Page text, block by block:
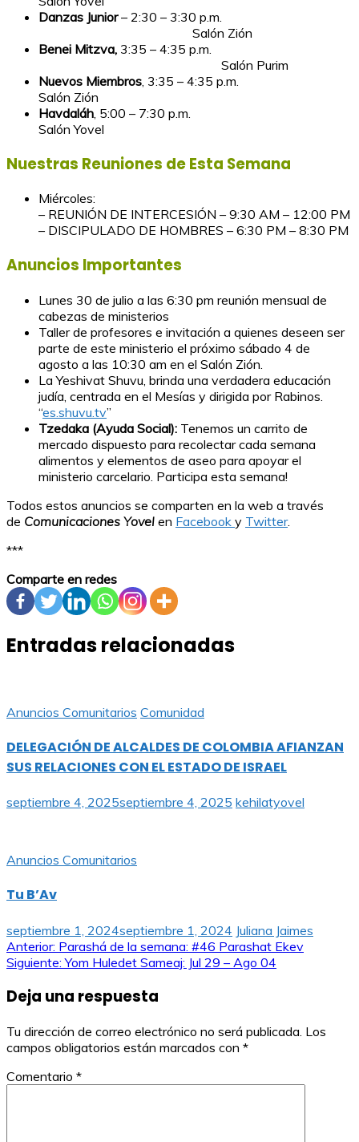
Danzas Junior– 2:30 – 3:30 p.m.
Salón Zión
Benei Mitzva, 3:35 – 4:35 p.m.
Salón Purim
Nuevos Miembros , 3:35 – 4:35 p.m.
Salón Zión
Havdaláh , 5:00 – 7:30 p.m.
Salón Yovel
Nuestras Reuniones de Esta Semana
Miércoles:
– REUNIÓN DE INTERCESIÓN – 9:30 AM – 12:00 PM
– DISCIPULADO DE HOMBRES – 6:30 PM – 8:30 PM
Anuncios Importantes
Lunes 30 de julio a las 6:30 pm reunión mensual de
cabezas de ministerios
Taller de profesores e invitación a quienes deseen ser
parte de este ministerio el próximo sábado 4 de
agosto a las 10:30 am en el Salón Zión.
La Yeshivat Shuvu, brinda una verdadera educación
judía, centrada en el Mesías y dirigida por Rabinos.
“es.shuvu.tv”
Tzedaka (Ayuda Social): Tenemos un carrito de
mercado dispuesto para recolectar cada semana
alimentos y elementos de aseo para apoyar el
ministerio carcelario. Participa esta semana!
Todos estos anuncios se comparten en la web a través
de Comunicaciones Yovel en Facebook y Twitter.
***
Comparte en redes
Entradas relacionadas
Anuncios Comunitarios Comunidad
DELEGACIÓN DE ALCALDES DE COLOMBIA AFIANZAN
SUS RELACIONES CON EL ESTADO DE ISRAEL
septiembre 4, 2025septiembre 4, 2025 kehilatyovel
Anuncios Comunitarios
Tu B’Av
septiembre 1, 2024septiembre 1, 2024 Juliana Jaimes
Navegación
entradas
Anterior: Parashá de la semana: #46 Parashat Ekev
Siguiente: Yom Huledet Sameaj: Jul 29 – Ago 04
Deja una respuesta
Tu dirección de correo electrónico no será publicada. Los
campos obligatorios están marcados con *
Comentario *